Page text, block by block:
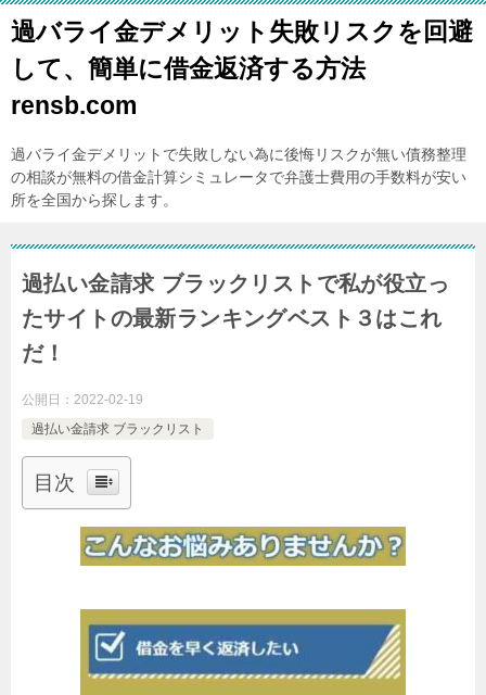
過バライ金デメリット失敗リスクを回避
して、簡単に借金返済する方法
rensb.com
過バライ金デメリットで失敗しない為に後悔リスクが無い債務整理
の相談が無料の借金計算シミュレータで弁護士費用の手数料が安い
所を全国から探します。
過払い金請求 ブラックリストで私が役立っ
たサイトの最新ランキングベスト３はこれ
だ！
公開日： 2022-02-19
過払い金請求 ブラックリスト
目次